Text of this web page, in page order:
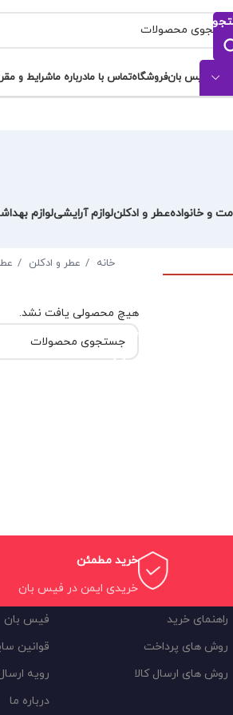
فیس بانفروشگاهتماس با مادرباره ماشرایط و
و خانوادهعطر و ادکلنلوازم آرایشیلوازم
خانه عطر و ادکلن
هیچ محصولی یافت نشد.
جستجو
خرید مطمئن
خریدی ایمن در فیس بان
راهنمای خرید
روش های پرداخت
روش های ارسال کالا
فیس بان
قوانین
رویه
درباره ما